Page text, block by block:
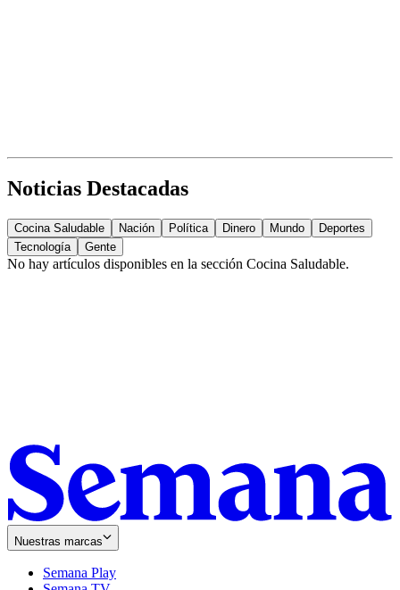
Noticias Destacadas
Cocina Saludable Nación Política Dinero Mundo
Deportes
Tecnología
Gente
No hay artículos disponibles en la sección Cocina Saludable.
Nuestras marcas
Semana Play